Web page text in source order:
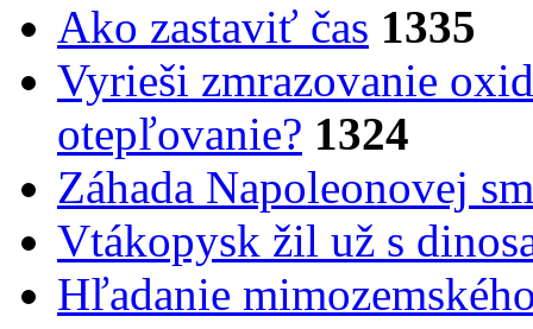
Ako zastaviť čas 1335
Vyrieši zmrazovanie
otepľovanie? 1324
Záhada Napoleonovej
Vtákopysk žil už s
Hľadanie